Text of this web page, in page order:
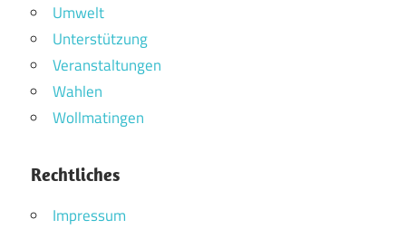
Umwelt
Unterstützung
Veranstaltungen
Wahlen
Wollmatingen
Rechtliches
Impressum